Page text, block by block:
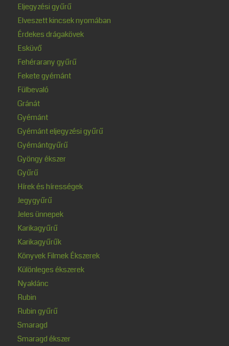
Eljegyzési gyűrű
Elveszett kincsek nyomában
Érdekes drágakövek
Esküvő
Fehérarany gyűrű
Fekete gyémánt
Fülbevaló
Gránát
Gyémánt
Gyémánt eljegyzési gyűrű
Gyémántgyűrű
Gyöngy ékszer
Gyűrű
Hírek és hírességek
Jegygyűrű
Jeles ünnepek
Karikagyűrű
Karikagyűrűk
Könyvek Filmek Ékszerek
Különleges ékszerek
Nyaklánc
Rubin
Rubin gyűrű
Smaragd
Smaragd ékszer